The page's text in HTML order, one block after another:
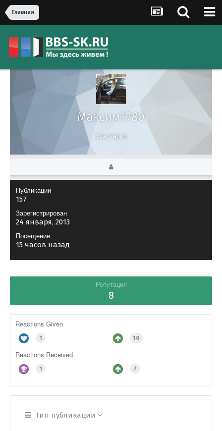
Главная
Максим1980
Участники
Публикации
157
Зарегистрирован
24 января, 2013
Посещение
15 часов назад
Репутация
8
Reactions Given
1 10
Reactions Received
1 7
Тип публикации